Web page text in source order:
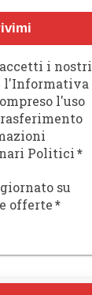
i nostri
l'Informativa
l'uso
Politici*
su
offerte*